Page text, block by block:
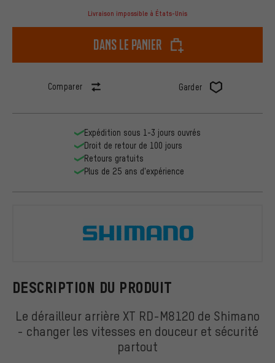
Livraison impossible à États-Unis
dans le panier
Comparer Garder
DESCRIPTION DU PRODUIT
Le dérailleur arrière XT RD-M8120 de Shimano
- changer les vitesses en douceur et sécurité
partout
Expédition sous 1-3 jours ouvrés
Droit de retour de 100 jours
Retours gratuits
Plus de 25 ans d'expérience
Shimano